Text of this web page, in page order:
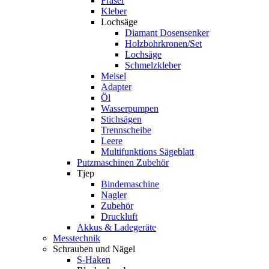
Kleber
Lochsäge
Diamant Dosensenker
Holzbohrkronen/Set
Lochsäge
Schmelzkleber
Meisel
Adapter
Öl
Wasserpumpen
Stichsägen
Trennscheibe
Leere
Multifunktions Sägeblatt
Putzmaschinen Zubehör
Tjep
Bindemaschine
Nagler
Zubehör
Druckluft
Akkus & Ladegeräte
Messtechnik
Schrauben und Nägel
S-Haken